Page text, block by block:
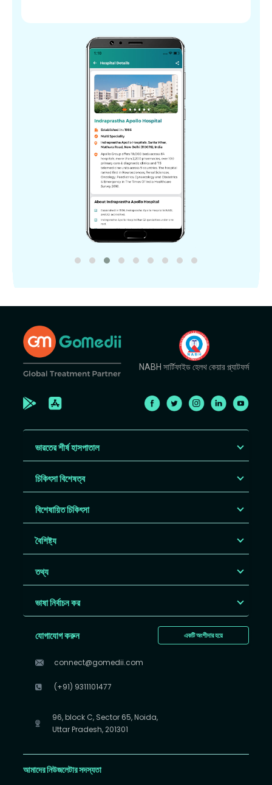
NABH সার্টিফাইড হেলথ কেয়ার প্ল্যাটফর্ম
ভারতের শীর্ষ হাসপাতাল
চিকিৎসা বিশেষত্ব
বিশেষায়িত চিকিৎসা
বৈশিষ্ট্য
তথ্য
ভাষা নির্বাচন কর
একটি অংশীদার হয়ে
যোগাযোগ করুন
connect@gomedii.com
(+91) 9311101477
96, block C, Sector 65, Noida,
Uttar Pradesh, 201301
আমাদের নিউজলেটার সদস্যতা